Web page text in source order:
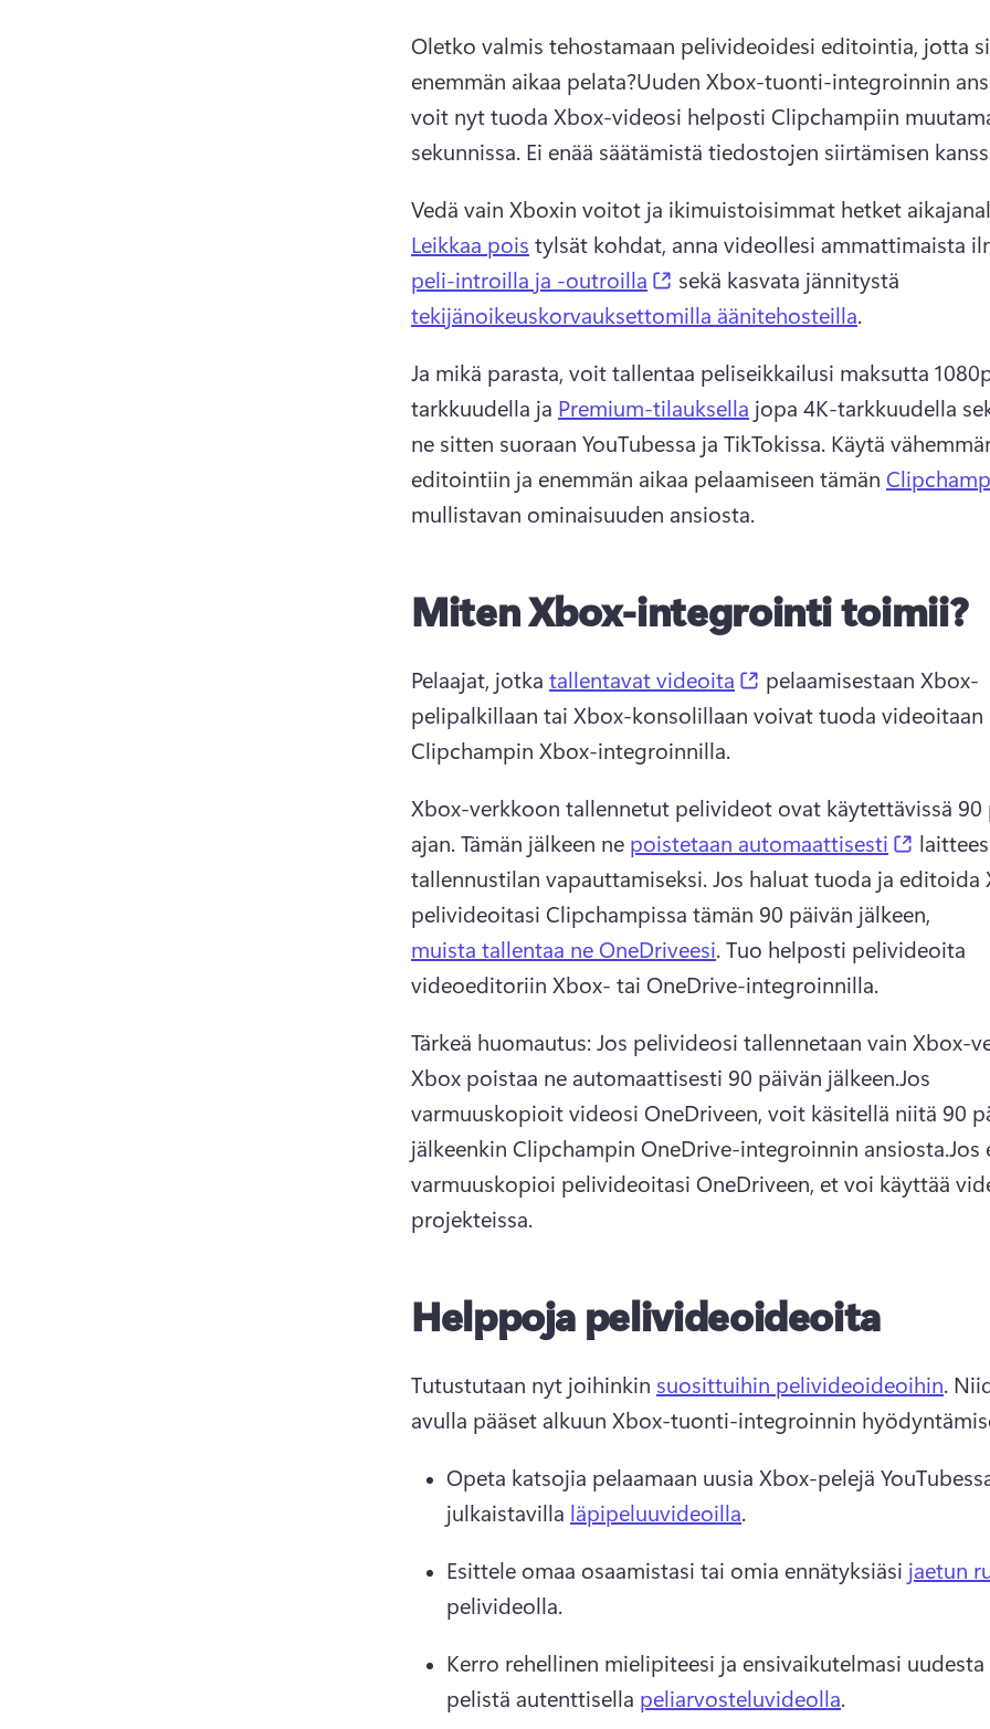
Oletko valmis tehostamaan pelivideoidesi editointia, jotta
enemmän aikaa pelata?Uuden Xbox-tuonti-integroinnin
voit nyt tuoda Xbox-videosi helposti Clipchampiin
sekunnissa. Ei enää säätämistä tiedostojen siirtämisen
Vedä vain Xboxin voitot ja ikimuistoisimmat hetket
Leikkaa pois tylsät kohdat, anna videollesi ammattimaista
peli-introilla ja -outroilla
(opens in a new tab)
sekä kasvata jännitystä
tekijänoikeuskorvauksettomilla äänitehosteilla.
Ja mikä parasta, voit tallentaa peliseikkailusi maksutta
tarkkuudella ja Premium-tilauksella jopa 4K-tarkkuudella
ne sitten suoraan YouTubessa ja TikTokissa. Käytä
editointiin ja enemmän aikaa pelaamiseen tämän
mullistavan ominaisuuden ansiosta.
Miten Xbox-integrointi toimii?
Pelaajat, jotka tallentavat videoita (opens in a new tab)
pelaamisestaan Xbox-
pelipalkillaan tai Xbox-konsolillaan voivat tuoda videoitaan
Clipchampin Xbox-integroinnilla.
Xbox-verkkoon tallennetut pelivideot ovat käytettävissä 90
ajan. Tämän jälkeen ne poistetaan automaattisesti (opens
tallennustilan vapauttamiseksi. Jos haluat tuoda ja editoida
pelivideoitasi Clipchampissa tämän 90 päivän jälkeen,
muista tallentaa ne OneDriveesi. Tuo helposti pelivideoita
videoeditoriin Xbox- tai OneDrive-integroinnilla.
Tärkeä huomautus: Jos pelivideosi tallennetaan vain Xbox-
Xbox poistaa ne automaattisesti 90 päivän jälkeen.Jos
varmuuskopioit videosi OneDriveen, voit käsitellä niitä 90
jälkeenkin Clipchampin OneDrive-integroinnin ansiosta.Jos
varmuuskopioi pelivideoitasi OneDriveen, et voi käyttää
projekteissa.
Helppoja pelivideoideoita
Tutustutaan nyt joihinkin suosittuihin pelivideoideoihin.
avulla pääset alkuun Xbox-tuonti-integroinnin
Opeta katsojia pelaamaan uusia Xbox-pelejä
julkaistavilla läpipeluuvideoilla.
Esittele omaa osaamistasi tai omia ennätyksiäsi jaetun
pelivideolla.
Kerro rehellinen mielipiteesi ja ensivaikutelmasi
pelistä autenttisella peliarvosteluvideolla.